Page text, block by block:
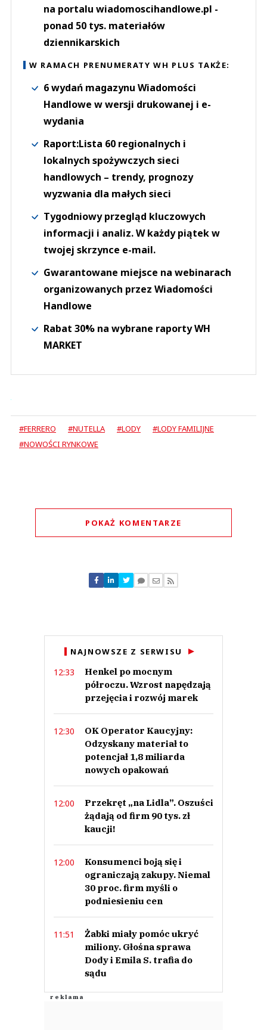
na portalu wiadomoscihandlowe.pl -
ponad 50 tys. materiałów
dziennikarskich
W RAMACH PRENUMERATY WH PLUS TAKŻE:
6 wydań magazynu Wiadomości
Handlowe w wersji drukowanej i e-
wydania
Raport:Lista 60 regionalnych i
lokalnych spożywczych sieci
handlowych – trendy, prognozy
wyzwania dla małych sieci
Tygodniowy przegląd kluczowych
informacji i analiz. W każdy piątek w
twojej skrzynce e-mail.
Gwarantowane miejsce na webinarach
organizowanych przez Wiadomości
Handlowe
Rabat 30% na wybrane raporty WH
MARKET
#FERRERO #NUTELLA #LODY
#LODY FAMILIJNE
#NOWOŚCI RYNKOWE
POKAŻ KOMENTARZE
Nie znaleziono komentarzy
Zostaw swoje komentarze
NAJNOWSZE Z SERWISU
12:33
Henkel po mocnym
półroczu. Wzrost napędzają
przejęcia i rozwój marek
12:30
OK Operator Kaucyjny:
Odzyskany materiał to
potencjał 1,8 miliarda
nowych opakowań
12:00
Przekręt „na Lidla”. Oszuści
żądają od firm 90 tys. zł
kaucji!
12:00
Konsumenci boją się i
ograniczają zakupy. Niemal
30 proc. firm myśli o
podniesieniu cen
11:51
Żabki miały pomóc ukryć
miliony. Głośna sprawa
Dody i Emila S. trafia do
sądu